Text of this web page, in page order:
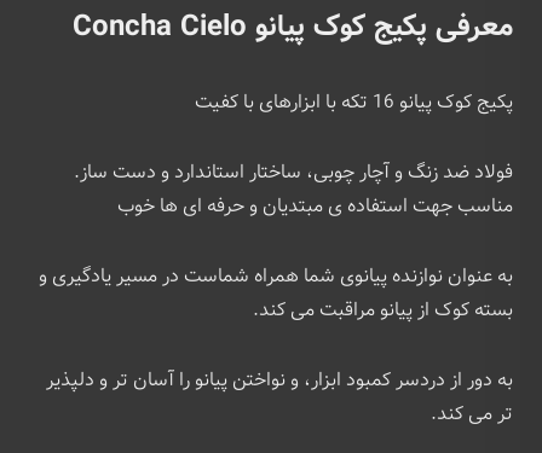
معرفی پکیج کوک پیانو Concha Cielo
پکیج کوک پیانو 16 تکه با ابزارهای با کفیت
فولاد ضد زنگ و آچار چوبی، ساختار استاندارد و دست ساز.
مناسب جهت استفاده ی مبتدیان و حرفه ای ها خوب
به عنوان نوازنده پیانوی شما همراه شماست در مسیر یادگیری و
بسته کوک از پیانو مراقبت می کند.
به دور از دردسر کمبود ابزار، و نواختن پیانو را آسان تر و دلپذیر
تر می کند.